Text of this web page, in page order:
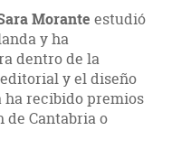
Morante estudió
y ha
dentro de la
y el diseño
ha recibido premios
de Cantabria o